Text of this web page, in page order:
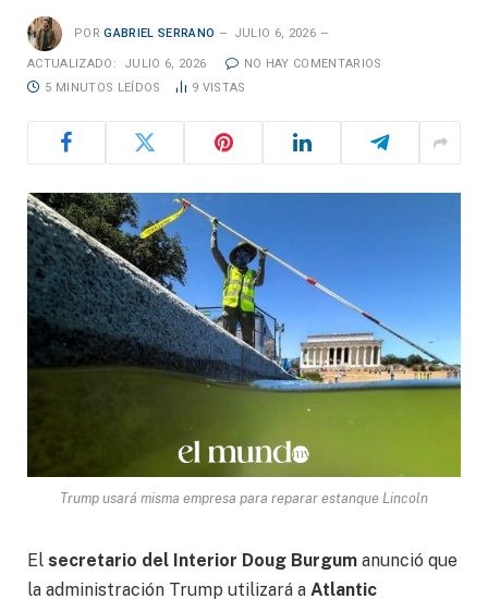
POR GABRIEL SERRANO JULIO 6, 2026
ACTUALIZADO: JULIO 6, 2026
NO HAY COMENTARIOS
5 MINUTOS LEÍDOS
9 VISTAS
Trump usará misma empresa para reparar estanque Lincoln
El secretario del Interior Doug Burgum anunció que
la administración Trump utilizará a Atlantic